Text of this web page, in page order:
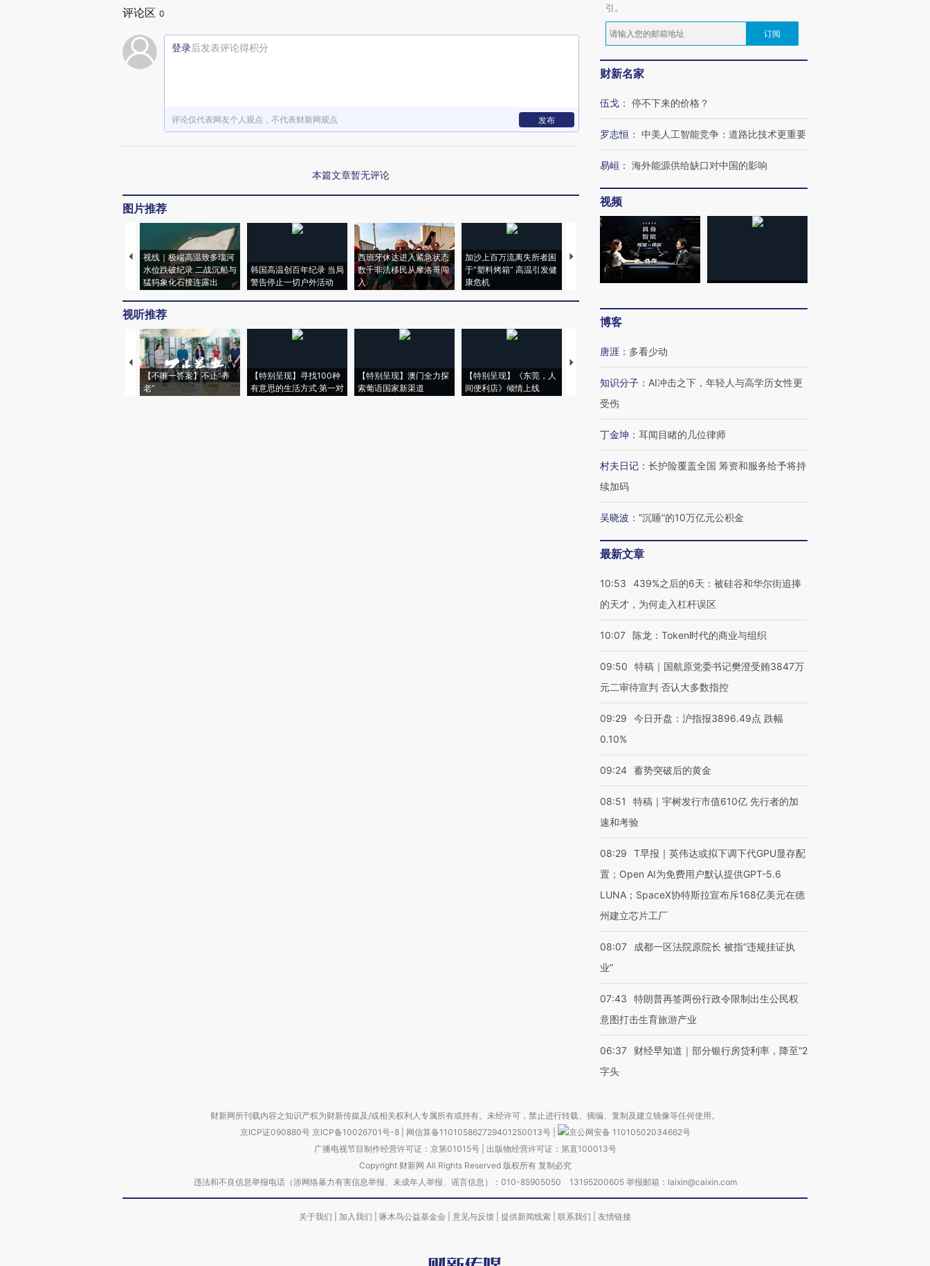
评论区 0
登录后发表评论得积分
评论仅代表网友个人观点，不代表财新网观点 发布
本篇文章暂无评论
图片推荐
视线｜极端高温致多瑙河
水位跌破纪录 二战沉船与
猛犸象化石接连露出
韩国高温创百年纪录 当局
警告停止一切户外活动
西班牙休达进入紧急状态
数千非法移民从摩洛哥闯
入
加沙上百万流离失所者困
于“塑料烤箱” 高温引发健
康危机
视线｜HYROX的吸金
术：是什么让中产们甘
心“花钱找虐”？
马航飞行员跨国走私7万
粒摇头丸 尿检体内含3种
毒品
育部长拱下台
视听推荐
【不唯一答案】不止“养
老”
【特别呈现】寻找100种
有意思的生活方式·第一对
【特别呈现】澳门全力探
索葡语国家新渠道
【特别呈现】《东莞，人
间便利店》倾情上线
【推广】走进第四届链博
会，让数智科技“链”接产
【特别呈现】寻找100种
有意思的生活方式·第三对
CFO：不靠规模取胜，华
住三大增长引擎是什么？
引。
订阅
财新名家
伍戈 ： 停不下来的价格？
罗志恒 ： 中美人工智能竞争：道路比技术更重要
易峘 ： 海外能源供给缺口对中国的影响
视频
博客
唐涯 ： 多看少动
知识分子 ： AI冲击之下，年轻人与高学历女性更
受伤
丁金坤 ： 耳闻目睹的几位律师
村夫日记 ： 长护险覆盖全国 筹资和服务给予将持
续加码
吴晓波 ： “沉睡”的10万亿元公积金
最新文章
10:53
439%之后的6天：被硅谷和华尔街追捧
的天才，为何走入杠杆误区
10:07 陈龙：Token时代的商业与组织
09:50
特稿｜国航原党委书记樊澄受贿3847万
元二审待宣判 否认大多数指控
09:29
今日开盘：沪指报3896.49点 跌幅
0.10%
09:24 蓄势突破后的黄金
08:51
特稿｜宇树发行市值610亿 先行者的加
速和考验
08:29
T早报｜英伟达或拟下调下代GPU显存配
置；Open AI为免费用户默认提供GPT-5.6
LUNA；SpaceX协特斯拉宣布斥168亿美元在德
州建立芯片工厂
08:07
成都一区法院原院长 被指“违规挂证执
业”
07:43
特朗普再签两份行政令限制出生公民权
意图打击生育旅游产业
06:37
财经早知道｜部分银行房贷利率，降至“2
字头
财新网所刊载内容之知识产权为财新传媒及/或相关权利人专属所有或持有。未经许可，禁止进行转载、摘编、复制及建立镜像等任何使用。
京ICP证090880号 京ICP备10026701号-8 网信算备110105862729401250013号
京公网安备 11010502034662号
广播电视节目制作经营许可证：京第01015号| 出版物经营许可证：第直100013号
Copyright 财新网 All Rights Reserved 版权所有 复制必究
违法和不良信息举报电话（涉网络暴力有害信息举报、未成年人举报、谣言信息）：010-85905050 13195200605 举报邮箱：laixin@caixin.com
关于我们 加入我们 啄木鸟公益基金会 意见与反馈 提供新闻线索 联系我们 友情链接